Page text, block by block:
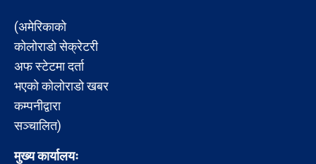
(अमेरिकाको
कोलोराडो सेक्रेटरी
अफ स्टेटमा दर्ता
भएको कोलोराडो खबर
कम्पनीद्वारा
सञ्चालित)
मुख्य कार्यालयः